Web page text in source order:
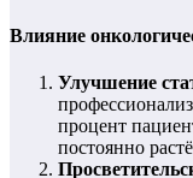
Влияние
Улучшение
процент
постоянно